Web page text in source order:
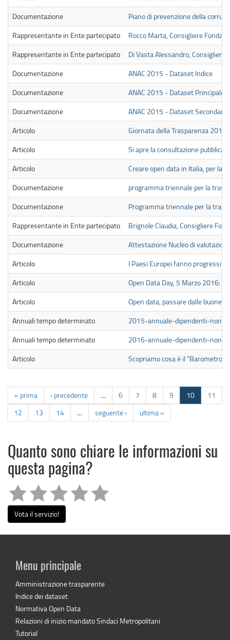
Documentazione
Piano di prevenzione della
Rappresentante in Ente partecipato
Rocco Marta, Consigliere
Rappresentante in Ente partecipato
Di Vasta Alessandro, Consigliere
Documentazione
ANAC 2015 - Dataset Indice
Documentazione
ANAC 2015 - Dataset Principale
Documentazione
ANAC 2015 - Dataset Secondario
Articolo
Giornata della Trasparenza 2016
Articolo
Si apre la consultazione pubblica
Articolo
Creare open data in Italia, per la
Documentazione
programma triennale per la
Documentazione
Programma triennale per la
Rappresentante in Ente partecipato
Brignole Claudia, Consigliere
Documentazione
Attestazione Nucleo di
Articolo
I Paesi Europei fanno progressi
Articolo
Open Data Day, 5 Marzo 2016:
Articolo
Open data, passare dalle buone
Annuali tempo determinato
2015-annuale-dipendenti-non-
Annuali tempo determinato
2016-annuale-dipendenti-non-
Articolo
Scopriamo cosa è il "Barometro
« prima ‹ precedente … 6 7 8 9 10
11
12
13 14 … seguente › ultima »
Quanto sono chiare le informazioni su
questa pagina?
Vota il servizio!
Menu principale
Amministrazione trasparente
Indice dei dataset
Normativa Open Data
Relazioni di inizio mandato Sindaci Metropolitani
Tutorial